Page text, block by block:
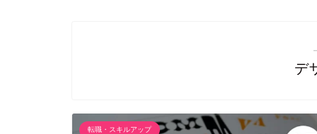
デ
転職・スキルアップ